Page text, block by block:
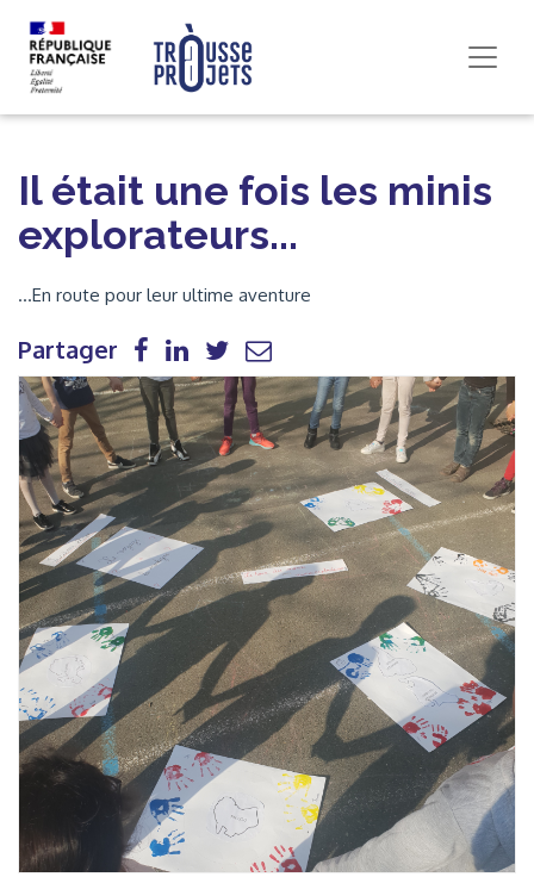
Il était une fois les minis
explorateurs...
...En route pour leur ultime aventure
Partager